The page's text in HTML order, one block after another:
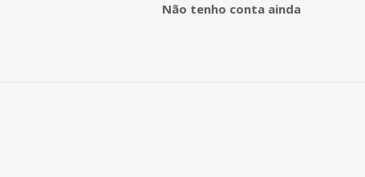
Não tenho conta ainda